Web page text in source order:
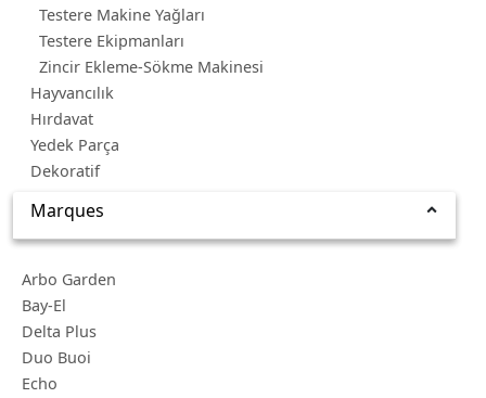
Testere Makine Yağları
Testere Ekipmanları
Zincir Ekleme-Sökme Makinesi
Hayvancılık
Hırdavat
Yedek Parça
Dekoratif
Marques
Arbo Garden
Bay-El
Delta Plus
Duo Buoi
Echo